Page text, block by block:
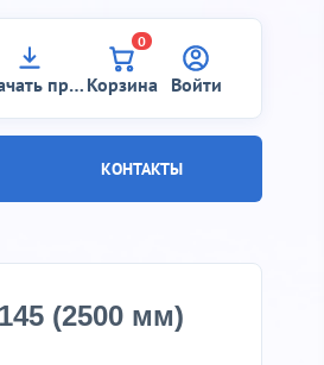
прайс
0
Корзина Войти
КОНТАКТЫ
(2500 мм)